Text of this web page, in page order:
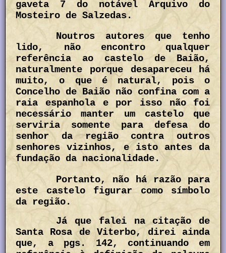
gaveta 7 do notável Arquivo do
Mosteiro de Salzedas.
Noutros autores que tenho
lido, não encontro qualquer
referência ao castelo de Baião,
naturalmente porque desapareceu há
muito, o que é natural, pois o
Concelho de Baião não confina com a
raia espanhola e por isso não foi
necessário manter um castelo que
serviria somente para defesa do
senhor da região contra outros
senhores vizinhos, e isto antes da
fundação da nacionalidade.
Portanto, não há razão para
este castelo figurar como símbolo
da região.
Já que falei na citação de
Santa Rosa de Viterbo, direi ainda
que, a pgs. 142, continuando em